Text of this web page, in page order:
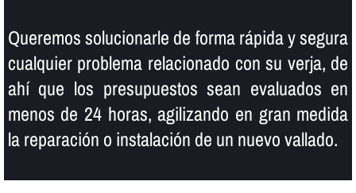
Queremos solucionarle de forma rápida y segura
cualquier problema relacionado con su verja, de
ahí­ que los presupuestos sean evaluados en
menos de 24 horas, agilizando en gran medida
la reparación o instalación de un nuevo vallado.